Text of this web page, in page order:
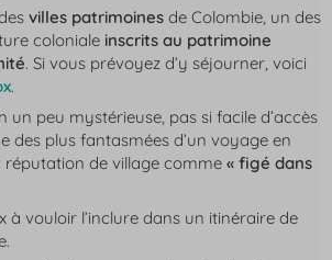
villes patrimoines de Colombie, un des
coloniale inscrits au patrimoine
. Si vous prévoyez d’y séjourner, voici
.
un peu mystérieuse, pas si facile d’accès
des plus fantasmées d’un voyage en
réputation de village comme « figé dans
à vouloir l’inclure dans un itinéraire de